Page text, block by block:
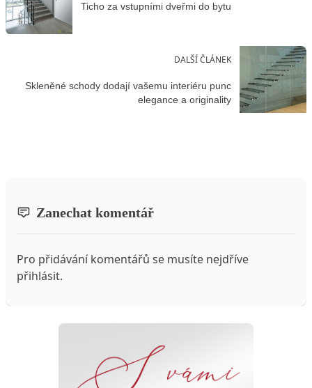
Ticho za vstupními dveřmi do bytu
DALŠÍ ČLÁNEK
Skleněné schody dodají vašemu interiéru punc
elegance a originality
Zanechat komentář
Pro přidávání komentářů se musíte nejdříve
přihlásit.